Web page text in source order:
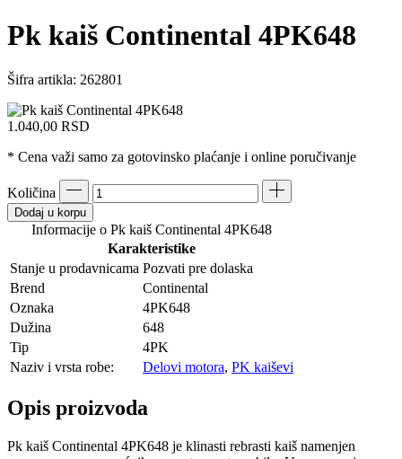
Pk kaiš Continental 4PK648
Šifra artikla: 262801
1.040,00 RSD
* Cena važi samo za gotovinsko plaćanje i online poručivanje
Količina
Dodaj u korpu
Informacije o Pk kaiš Continental 4PK648
Karakteristike
Stanje u prodavnicama Pozvati pre dolaska
Brend
Continental
Oznaka
4PK648
Dužina
648
Tip
4PK
Naziv i vrsta robe:
Delovi motora, PK kaiševi
Opis proizvoda
Pk kaiš Continental 4PK648 je klinasti rebrasti kaiš namenjen